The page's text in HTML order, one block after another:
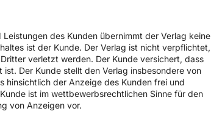
des Kunden übernimmt der Verlag keine
ist der Kunde. Der Verlag ist nicht verpflichtet,
verletzt werden. Der Kunde versichert, dass
Der Kunde stellt den Verlag insbesondere von
hinsichtlich der Anzeige des Kunden frei und
ist im wettbewerbsrechtlichen Sinne für den
von Anzeigen vor.